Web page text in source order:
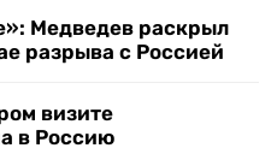
Медведев раскрыл
разрыва с Россией
визите
в Россию